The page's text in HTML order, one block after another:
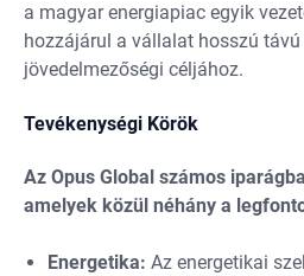
a magyar energiapiac egyik
hozzájárul a vállalat hosszú
jövedelmezőségi céljához.
Tevékenységi Körök
Az Opus Global számos
amelyek közül néhány a
Energetika: Az energetikai